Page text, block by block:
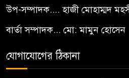
উপ-সম্পাদক.... হাজী মোহাম্মদ
বার্তা সম্পাদক... মো: মামুন হোসেন
যোগাযোগের ঠিকানা